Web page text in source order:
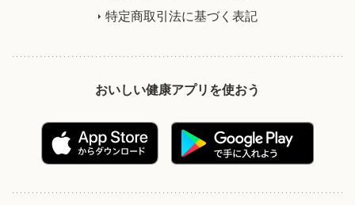
特定商取引法に基づく表記
おいしい健康アプリを使おう